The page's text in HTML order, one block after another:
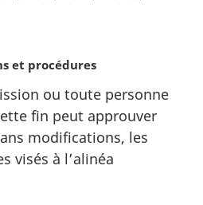
et procédures
ou toute personne
fin peut approuver
modifications, les
visés à l’alinéa